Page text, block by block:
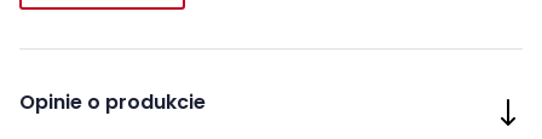
idealnie komponując się z nowoczesnym wystrojem
również funkcjonalnością.
Opinie o produkcie